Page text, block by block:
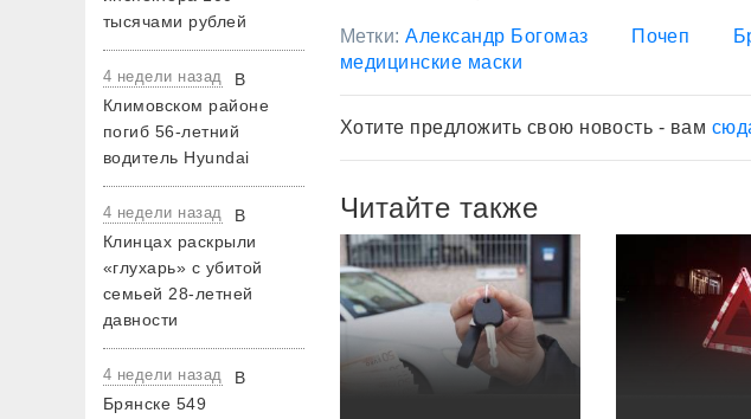
тысячами рублей
4 недели назад
В
Климовском районе
погиб 56-летний
водитель Hyundai
4 недели назад
В
Клинцах раскрыли
«глухарь» с убитой
семьей 28-летней
давности
4 недели назад
В
Брянске 549
Метки:Александр Богомаз Почеп
медицинские маски
Хотите предложить свою новость - вам
Читайте также